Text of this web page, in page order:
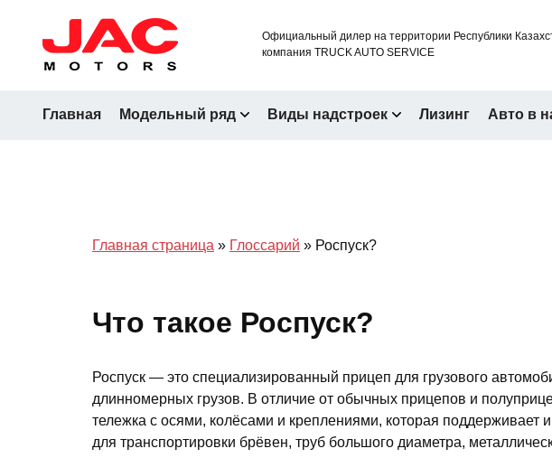
Официальный дилер на территории Республики
компания TRUCK AUTO SERVICE
Главная Модельный ряд Виды надстроек Лизинг Авто в
Главная страница » Глоссарий » Роспуск?
Что такое Роспуск?
Роспуск — это специализированный прицеп для грузового
длинномерных грузов. В отличие от обычных прицепов и
тележка с осями, колёсами и креплениями, которая поддерживает
для транспортировки брёвен, труб большого диаметра,